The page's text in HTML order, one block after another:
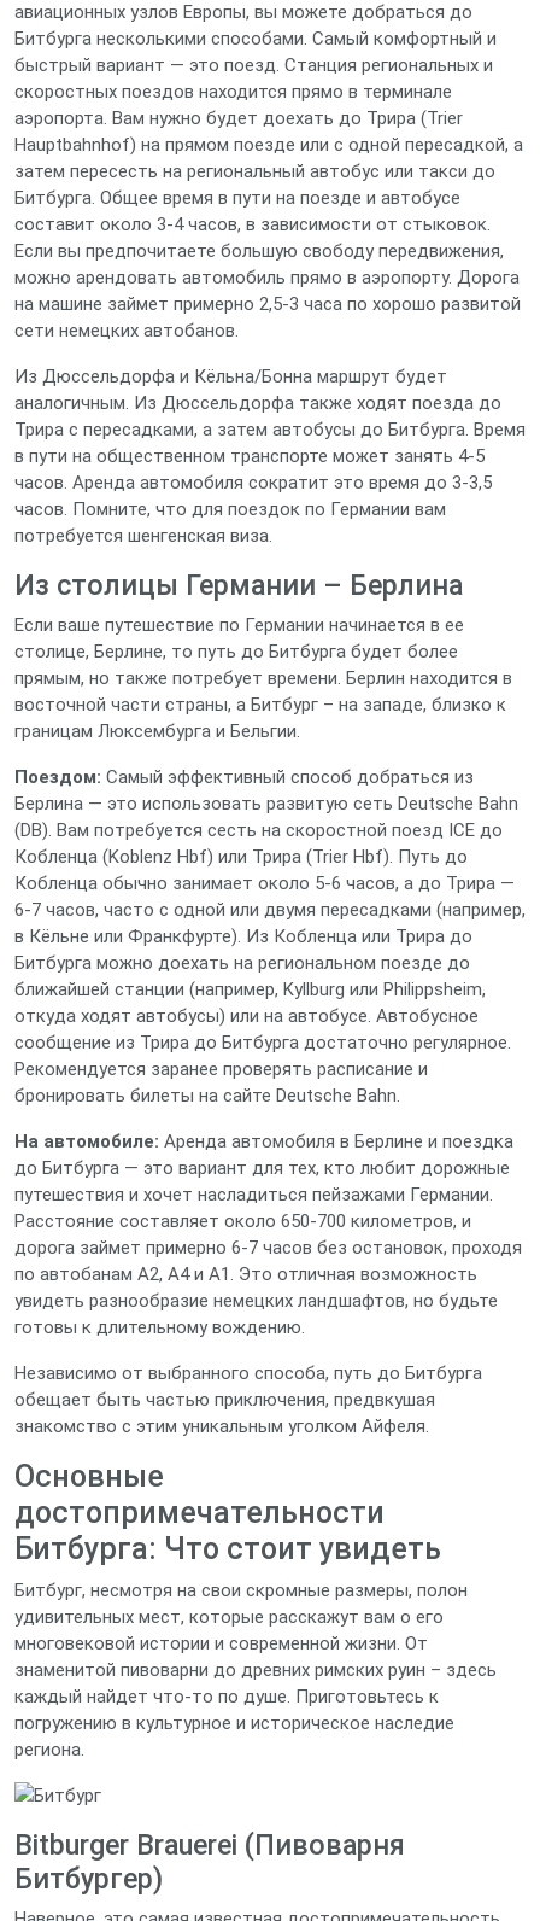
авиационных узлов Европы, вы можете добраться до
Битбурга несколькими способами. Самый комфортный и
быстрый вариант — это поезд. Станция региональных и
скоростных поездов находится прямо в терминале
аэропорта. Вам нужно будет доехать до Трира (Trier
Hauptbahnhof) на прямом поезде или с одной пересадкой, а
затем пересесть на региональный автобус или такси до
Битбурга. Общее время в пути на поезде и автобусе
составит около 3-4 часов, в зависимости от стыковок.
Если вы предпочитаете большую свободу передвижения,
можно арендовать автомобиль прямо в аэропорту. Дорога
на машине займет примерно 2,5-3 часа по хорошо развитой
сети немецких автобанов.
Из Дюссельдорфа и Кёльна/Бонна маршрут будет
аналогичным. Из Дюссельдорфа также ходят поезда до
Трира с пересадками, а затем автобусы до Битбурга. Время
в пути на общественном транспорте может занять 4-5
часов. Аренда автомобиля сократит это время до 3-3,5
часов. Помните, что для поездок по Германии вам
потребуется шенгенская виза.
Из столицы Германии – Берлина
Если ваше путешествие по Германии начинается в ее
столице, Берлине, то путь до Битбурга будет более
прямым, но также потребует времени. Берлин находится в
восточной части страны, а Битбург – на западе, близко к
границам Люксембурга и Бельгии.
Поездом: Самый эффективный способ добраться из
Берлина — это использовать развитую сеть Deutsche Bahn
(DB). Вам потребуется сесть на скоростной поезд ICE до
Кобленца (Koblenz Hbf) или Трира (Trier Hbf). Путь до
Кобленца обычно занимает около 5-6 часов, а до Трира —
6-7 часов, часто с одной или двумя пересадками (например,
в Кёльне или Франкфурте). Из Кобленца или Трира до
Битбурга можно доехать на региональном поезде до
ближайшей станции (например, Kyllburg или Philippsheim,
откуда ходят автобусы) или на автобусе. Автобусное
сообщение из Трира до Битбурга достаточно регулярное.
Рекомендуется заранее проверять расписание и
бронировать билеты на сайте Deutsche Bahn.
На автомобиле: Аренда автомобиля в Берлине и поездка
до Битбурга — это вариант для тех, кто любит дорожные
путешествия и хочет насладиться пейзажами Германии.
Расстояние составляет около 650-700 километров, и
дорога займет примерно 6-7 часов без остановок, проходя
по автобанам A2, A4 и A1. Это отличная возможность
увидеть разнообразие немецких ландшафтов, но будьте
готовы к длительному вождению.
Независимо от выбранного способа, путь до Битбурга
обещает быть частью приключения, предвкушая
знакомство с этим уникальным уголком Айфеля.
Основные
достопримечательности
Битбурга: Что стоит увидеть
Битбург, несмотря на свои скромные размеры, полон
удивительных мест, которые расскажут вам о его
многовековой истории и современной жизни. От
знаменитой пивоварни до древних римских руин – здесь
каждый найдет что-то по душе. Приготовьтесь к
погружению в культурное и историческое наследие
региона.
Bitburger Brauerei (Пивоварня
Битбургер)